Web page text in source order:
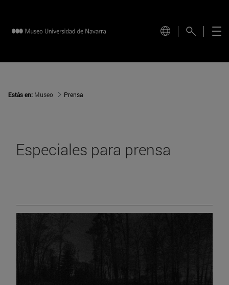
Estás en: Museo Prensa
Especiales para prensa